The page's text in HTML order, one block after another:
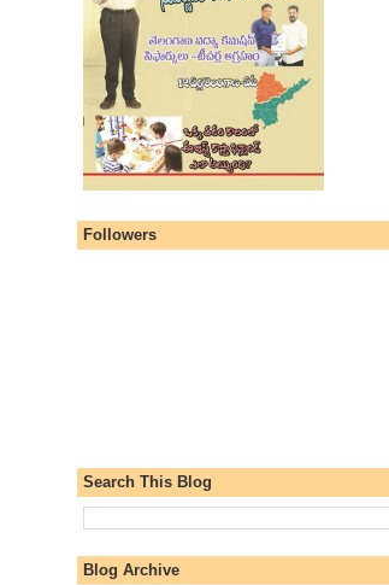
Followers
Search This Blog
Blog Archive